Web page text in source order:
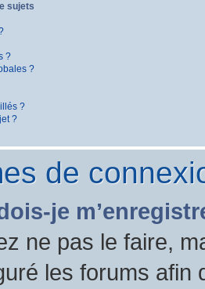
sujets
?
?
?
?
de
je
ne pas le faire,
les forums afin